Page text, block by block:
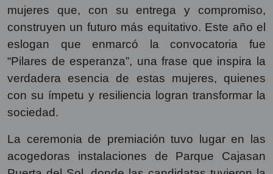
mujeres que, con su entrega y compromiso,
construyen un futuro más equitativo. Este año el
eslogan que enmarcó la convocatoria fue
“Pilares de esperanza”, una frase que inspira la
verdadera esencia de estas mujeres, quienes
con su ímpetu y resiliencia logran transformar la
sociedad.
La ceremonia de premiación tuvo lugar en las
acogedoras instalaciones de Parque Cajasan